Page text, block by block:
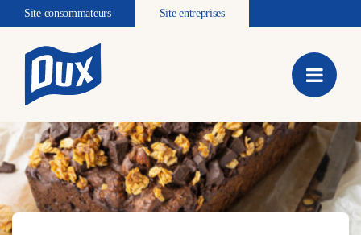
Site consommateurs Site entreprises